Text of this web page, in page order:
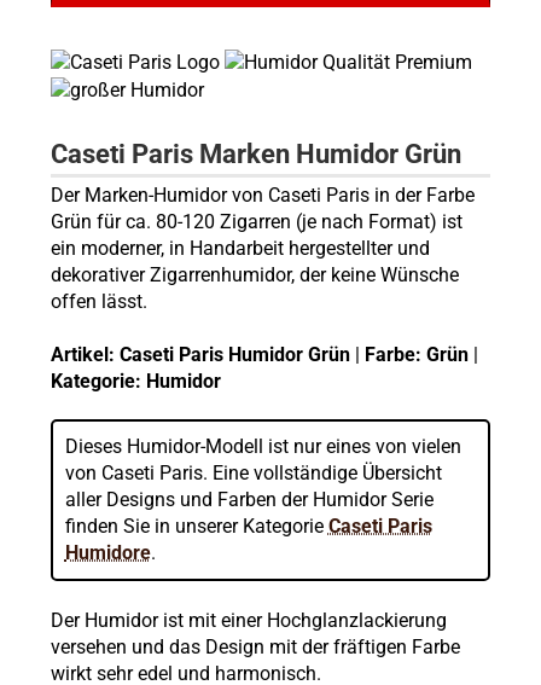
Caseti Paris Marken Humidor Grün
Der Marken-Humidor von Caseti Paris in der Farbe
Grün für ca. 80-120 Zigarren (je nach Format) ist
ein moderner, in Handarbeit hergestellter und
dekorativer Zigarrenhumidor, der keine Wünsche
offen lässt.
Artikel: Caseti Paris Humidor Grün| Farbe: Grün|
Kategorie: Humidor
Dieses Humidor-Modell ist nur eines von vielen
von Caseti Paris. Eine vollständige Übersicht
aller Designs und Farben der Humidor Serie
finden Sie in unserer Kategorie Caseti Paris
Humidore.
Der Humidor ist mit einer Hochglanzlackierung
versehen und das Design mit der fräftigen Farbe
wirkt sehr edel und harmonisch.